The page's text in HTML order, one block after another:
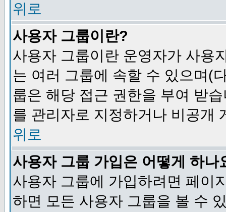
위로
사용자 그룹이란?
사용자 그룹이란 운영자가 사용
는 여러 그룹에 속할 수 있으며(
룹은 해당 접근 권한을 부여 받
를 관리자로 지정하거나 비공개
위로
사용자 그룹 가입은 어떻게 하나
사용자 그룹에 가입하려면 페이
하면 모든 사용자 그룹을 볼 수